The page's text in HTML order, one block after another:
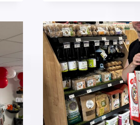
AVEC
SES
ET
SA
!